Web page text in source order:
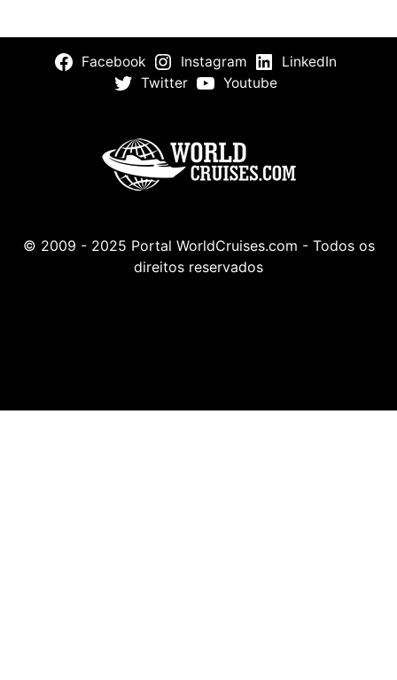
Facebook Instagram
LinkedIn
Twitter
Youtube
© 2009 - 2025 Portal WorldCruises.com - Todos os
direitos reservados